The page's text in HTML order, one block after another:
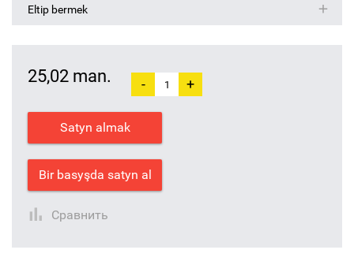
Eltip bermek
25,02 man. - +
Satyn almak
Bir basyşda satyn al
Сравнить